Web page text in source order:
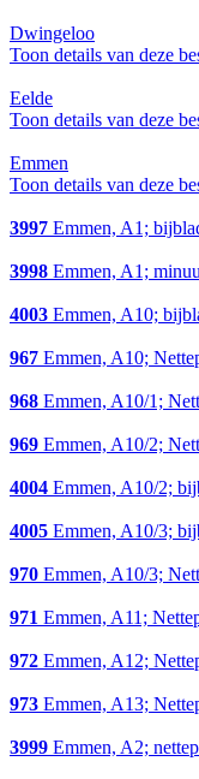
Dwingeloo
Toon details van deze
Eelde
Toon details van deze
Emmen
Toon details van deze
3997 Emmen, A1;
3998 Emmen, A1;
4003 Emmen, A10;
967 Emmen, A10;
968 Emmen, A10/1;
969 Emmen, A10/2;
4004 Emmen, A10/2;
4005 Emmen, A10/3;
970 Emmen, A10/3;
971 Emmen, A11;
972 Emmen, A12;
973 Emmen, A13;
3999 Emmen, A2;